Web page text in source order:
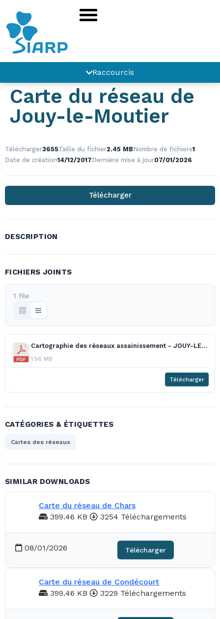
principal
Raccourcis
Carte du réseau de
Jouy-le-Moutier
Télécharger3655Taille du fichier2.45 MBNombre de fichiers1
Date de création14/12/2017Dernière mise à jour07/01/2026
Télécharger
DESCRIPTION
FICHIERS JOINTS
1 file
Cartographie des réseaux assainissement - JOUY-LE-MOUTIER.pdf
1.56 MB
Télécharger
CATÉGORIES & ÉTIQUETTES
Cartes des réseaux
SIMILAR DOWNLOADS
Carte du réseau de Chars
399.46 KB
3254 Téléchargements
08/01/2026 Télécharger
Carte du réseau de Condécourt
399.46 KB
3229 Téléchargements